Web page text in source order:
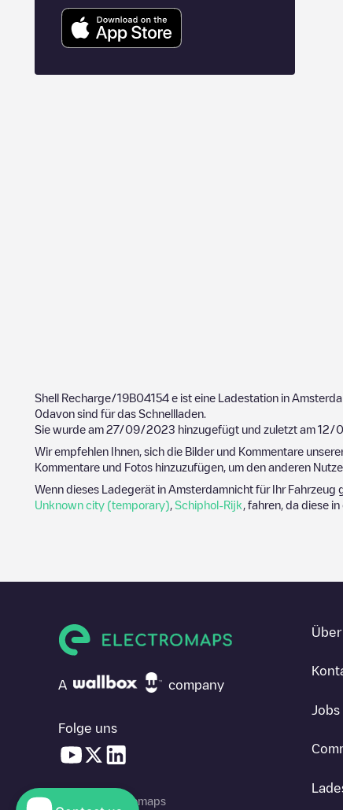
Shell Recharge/19B04154 e ist eine Ladestation in
0davon sind für das Schnellladen.
Sie wurde am 27/09/2023 hinzugefügt und zuletzt am 12/
Wir empfehlen Ihnen, sich die Bilder und Kommentare
Kommentare und Fotos hinzuzufügen, um den anderen
Wenn dieses Ladegerät in Amsterdamnicht für Ihr Fahrzeug
Unknown city (temporary) Schiphol-Rijk , fahren, da diese
A company
Folge uns
© 2026 Electromaps
Jobs